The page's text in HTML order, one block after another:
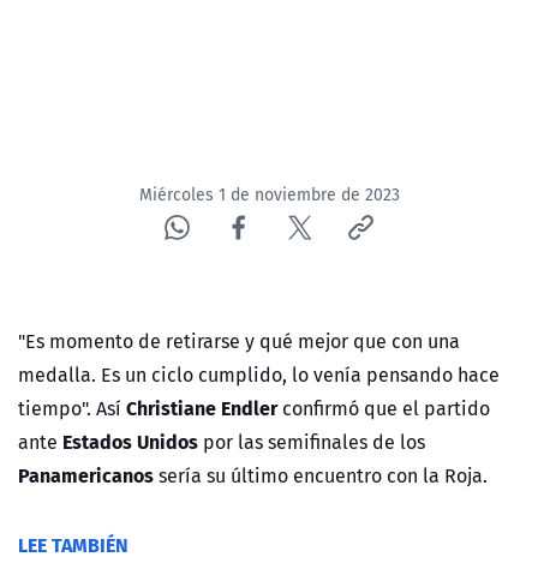
Miércoles 1 de noviembre de 2023
"Es momento de retirarse y qué mejor que con una
medalla. Es un ciclo cumplido, lo venía pensando hace
tiempo". Así Christiane Endlerconfirmó que el partido
ante Estados Unidos por las semifinales de los
Panamericanossería su último encuentro con la Roja.
LEE TAMBIÉN